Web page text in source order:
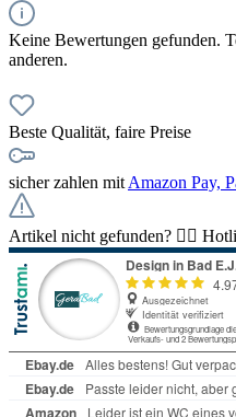
Keine Bewertungen gefunden.
anderen.
Beste Qualität, faire Preise
sicher zahlen mit Amazon Pay,
Artikel nicht gefunden? 👉🏻